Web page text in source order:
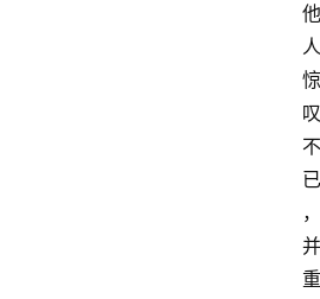
他
人
惊
叹
不
已
，
并
重